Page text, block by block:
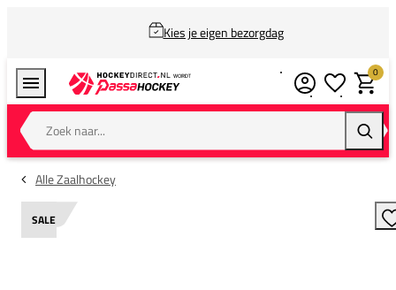
Kies je eigen bezorgdag
Zoek naar...
0
Alle Zaalhockey
SALE